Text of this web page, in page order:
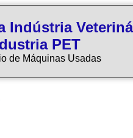
Indústria
PET
de Máquinas Usadas